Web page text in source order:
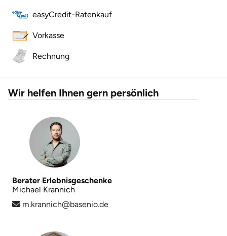
easyCredit-Ratenkauf
Vorkasse
Rechnung
Wir helfen Ihnen gern persönlich
Berater Erlebnisgeschenke
Michael Krannich
m.krannich@basenio.de
Landkreis Rostock
Landshut
Leutkirch
Ludwigslust-Parchim
Löbau
Lübeck